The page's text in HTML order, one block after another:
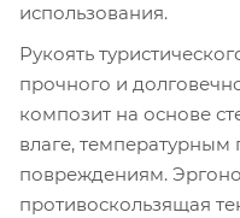
использования.
Рукоять
прочного и
композит на основе
влаге,
повреждениям.
противоскользящая